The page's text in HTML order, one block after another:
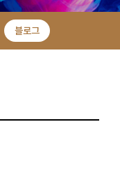
블로그